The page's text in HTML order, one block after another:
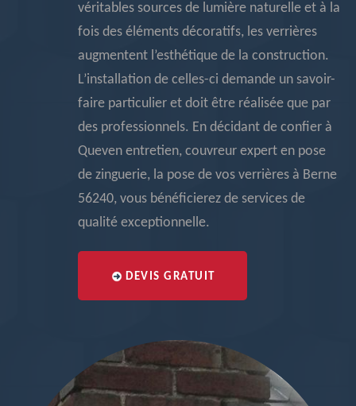
véritables sources de lumière naturelle et à la
fois des éléments décoratifs, les verrières
augmentent l’esthétique de la construction.
L’installation de celles-ci demande un savoir-
faire particulier et doit être réalisée que par
des professionnels. En décidant de confier à
Queven entretien, couvreur expert en pose
de zinguerie, la pose de vos verrières à Berne
56240, vous bénéficierez de services de
qualité exceptionnelle.
DEVIS GRATUIT